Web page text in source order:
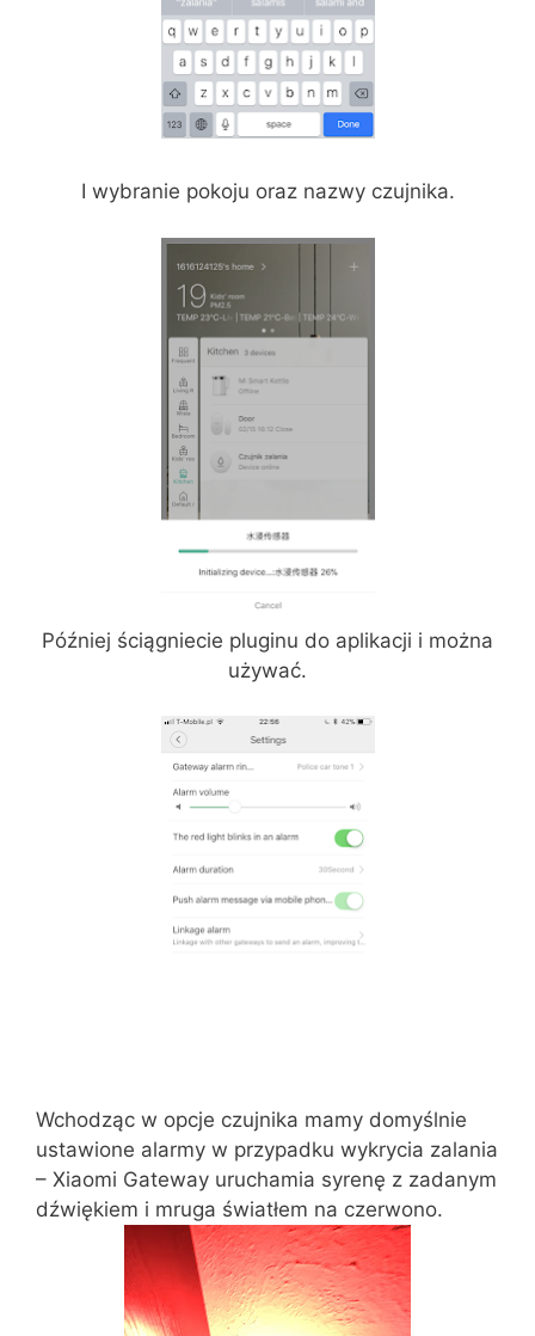
I wybranie pokoju oraz nazwy czujnika.
Później ściągniecie pluginu do aplikacji i można
używać.
Wchodząc w opcje czujnika mamy domyślnie
ustawione alarmy w przypadku wykrycia zalania
– Xiaomi Gateway uruchamia syrenę z zadanym
dźwiękiem i mruga światłem na czerwono.